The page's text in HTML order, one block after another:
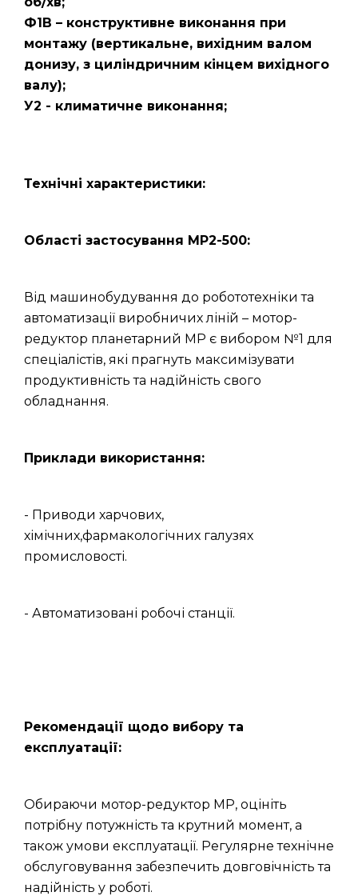
Ф1В – конструктивне виконання при
монтажу (вертикальне, вихідним валом
донизу, з циліндричним кінцем вихідного
валу);
У2 - климатичне виконання;
Технічні характеристики:
Області застосування МР2-500:
Від машинобудування до робототехніки та
автоматизації виробничих ліній – мотор-
редуктор планетарний МР є вибором №1 для
спеціалістів, які прагнуть максимізувати
продуктивність та надійність свого
обладнання.
Приклади використання:
- Приводи харчових,
хімічних,фармакологічних галузях
промисловості.
- Автоматизовані робочі станції.
Рекомендації щодо вибору та
експлуатації:
Обираючи мотор-редуктор МР, оцініть
потрібну потужність та крутний момент, а
також умови експлуатації. Регулярне технічне
обслуговування забезпечить довговічність та
надійність у роботі.